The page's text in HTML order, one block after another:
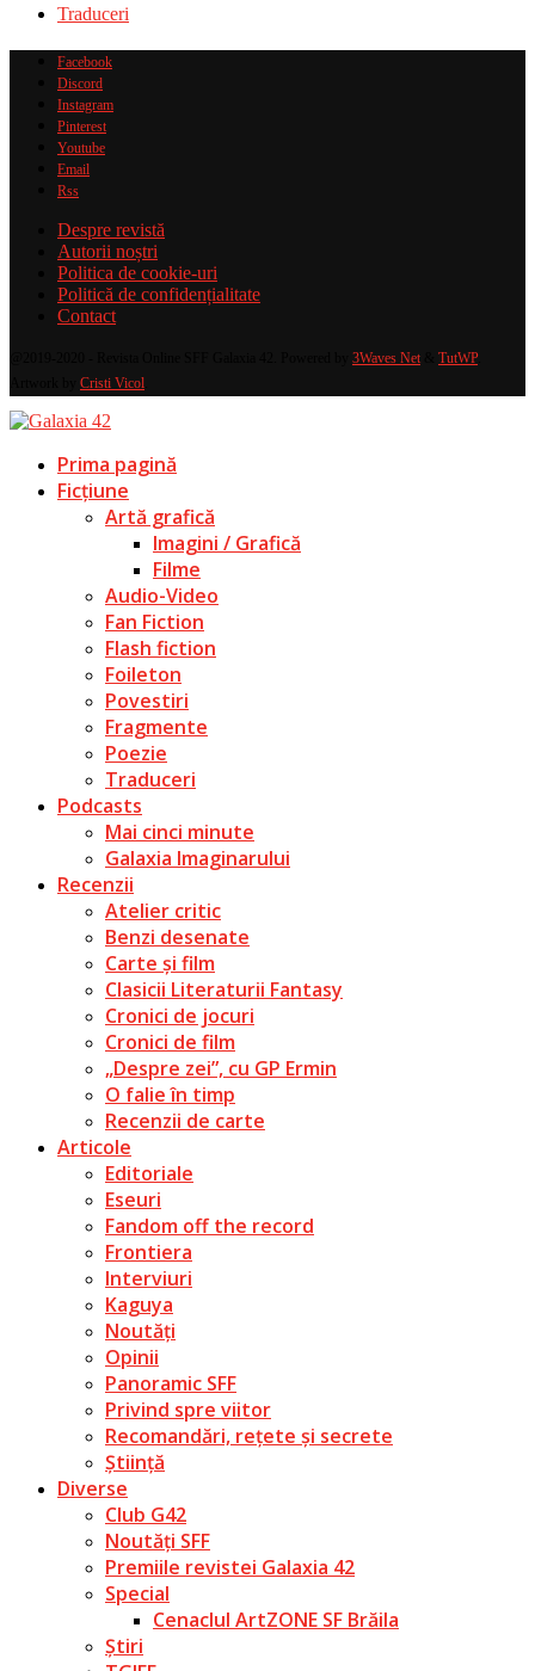
Traduceri
Facebook
Discord
Instagram
Pinterest
Youtube
Email
Rss
Despre revistă
Autorii noștri
Politica de cookie-uri
Politică de confidențialitate
Contact
3Waves Net& TutWP.
Cristi Vicol
Prima pagină
Ficțiune
Artă grafică
Imagini / Grafică
Filme
Audio-Video
Fan Fiction
Flash fiction
Foileton
Povestiri
Fragmente
Poezie
Traduceri
Podcasts
Mai cinci minute
Galaxia Imaginarului
Recenzii
Atelier critic
Benzi desenate
Carte și film
Clasicii Literaturii Fantasy
Cronici de jocuri
Cronici de film
„Despre zei”, cu GP Ermin
O falie în timp
Recenzii de carte
Articole
Editoriale
Eseuri
Fandom off the record
Frontiera
Interviuri
Kaguya
Noutăți
Opinii
Panoramic SFF
Privind spre viitor
Recomandări, rețete și secrete
Știință
Diverse
Club G42
Noutăți SFF
Premiile revistei Galaxia 42
Special
Cenaclul ArtZONE SF Brăila
Știri